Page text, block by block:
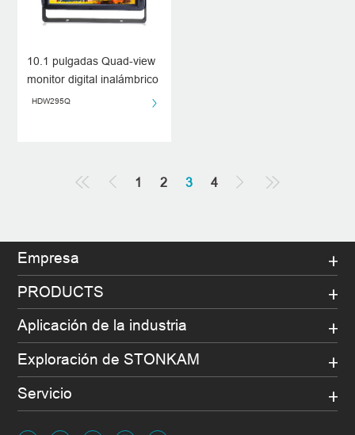
10.1 pulgadas Quad-view
monitor digital inalámbrico
de alta definición
HDW295Q
1 2 3 4
Empresa
PRODUCTS
Aplicación de la industria
Exploración de STONKAM
Servicio